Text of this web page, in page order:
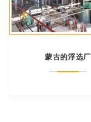
蒙古的浮选厂